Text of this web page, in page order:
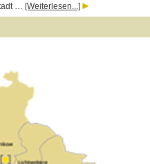
… [Weiterlesen...]